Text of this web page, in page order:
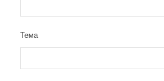
Тема